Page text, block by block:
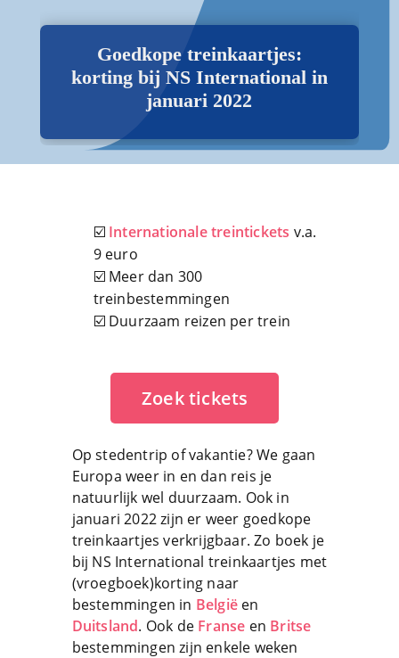
Goedkope treinkaartjes:
korting bij NS International in
januari 2022
☑️ Internationale treintickets v.a.
9 euro
☑️ Meer dan 300
treinbestemmingen
☑️ Duurzaam reizen per trein
Zoek tickets
Op stedentrip of vakantie? We gaan
Europa weer in en dan reis je
natuurlijk wel duurzaam. Ook in
januari 2022 zijn er weer goedkope
treinkaartjes verkrijgbaar. Zo boek je
bij NS International treinkaartjes met
(vroegboek)korting naar
bestemmingen in België en
Duitsland. Ook de Franse en Britse
bestemmingen zijn enkele weken